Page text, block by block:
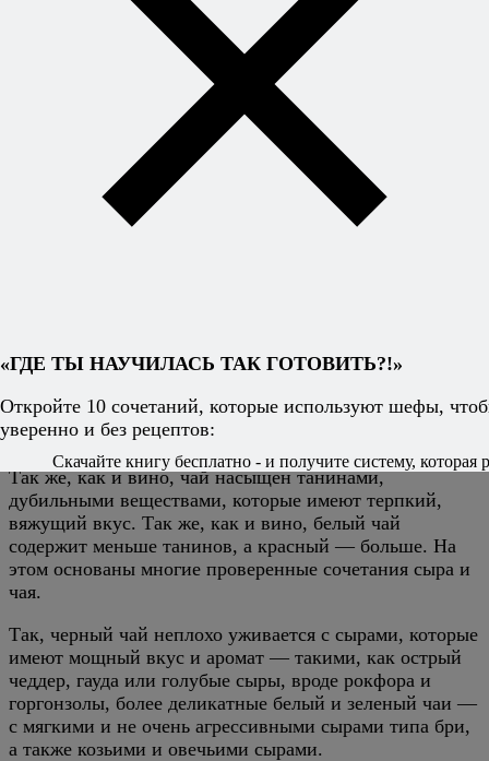
Теперь — от теории к практике. Для того, чтобы
исследование чайно-сырных сочетаний прошло
увлекательно и вкусно, вам необходимо следующее:
группа единомышленников (не уверен, что это
будет у меня сегодня вечером…).
несколько видов чая и сыра — свежих,
разумеется. Да, поначалу придется раскошелиться
— в первый раз вы вряд ли сможете определить
по запаху, какой чай сочетается с каким сыром,
знакомы такие слова, как улун и сенча, это и
мед, орешки, крекеры — необязательны, но и не
помешают.
Так же, как и вино, чай насыщен танинами,
дубильными веществами, которые имеют терпкий,
вяжущий вкус. Так же, как и вино, белый чай
содержит меньше танинов, а красный — больше. На
этом основаны многие проверенные сочетания сыра и
чая.
Так, черный чай неплохо уживается с сырами, которые
имеют мощный вкус и аромат — такими, как острый
чеддер, гауда или голубые сыры, вроде рокфора и
горгонзолы, более деликатные белый и зеленый чаи —
с мягкими и не очень агрессивными сырами типа бри,
а также козьими и овечьими сырами.
«ГДЕ ТЫ НАУЧИЛАСЬ ТАК ГОТОВИТЬ?!»
Откройте 10 сочетаний, которые используют шефы,
уверенно и без рецептов:
Скачайте книгу бесплатно - и получите систему, которая